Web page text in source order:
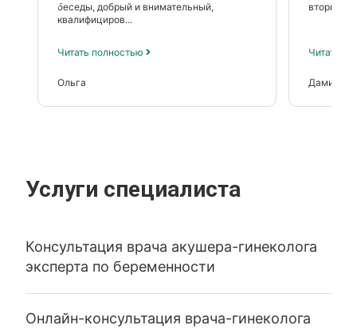
беседы, добрый и внимательный,
квалифициров...
Читать полностью
Ольга
Читать
Дамира
Услуги специалиста
Консультация врача акушера-гинеколога
эксперта по беременности
Онлайн-консультация врача-гинеколога